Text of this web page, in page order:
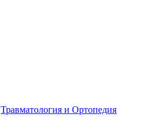
Травматология и Ортопедия